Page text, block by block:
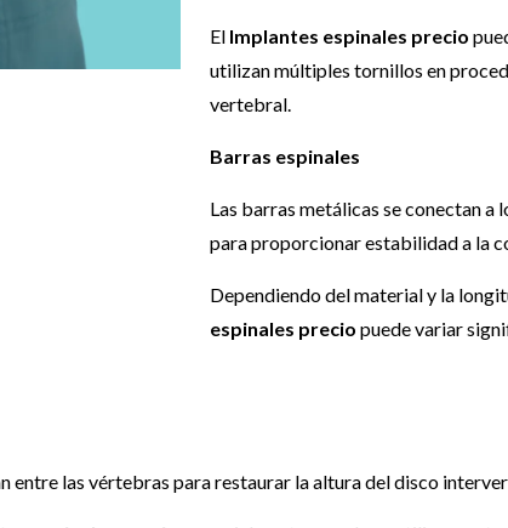
El Implantes espinales precio
utilizan múltiples tornillos en
vertebral.
Barras espinales
Las barras metálicas se conectan a
para proporcionar estabilidad a la
Dependiendo del material y la
espinales precio puede variar
entre las vértebras para restaurar la altura del disco